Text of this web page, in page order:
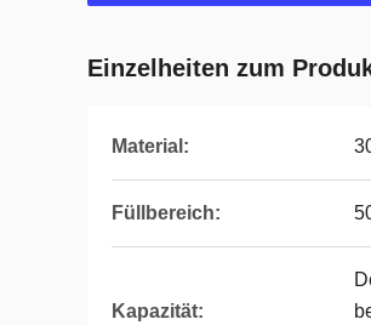
Einzelheiten zum
Material:
Füllbereich:
Kapazität: